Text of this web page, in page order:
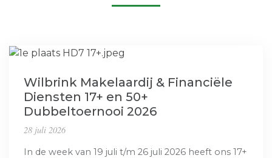
Wilbrink Makelaardij & Financiële
Diensten 17+ en 50+
Dubbeltoernooi 2026
28 juli 2026
In de week van 19 juli t/m 26 juli 2026 heeft ons 17+